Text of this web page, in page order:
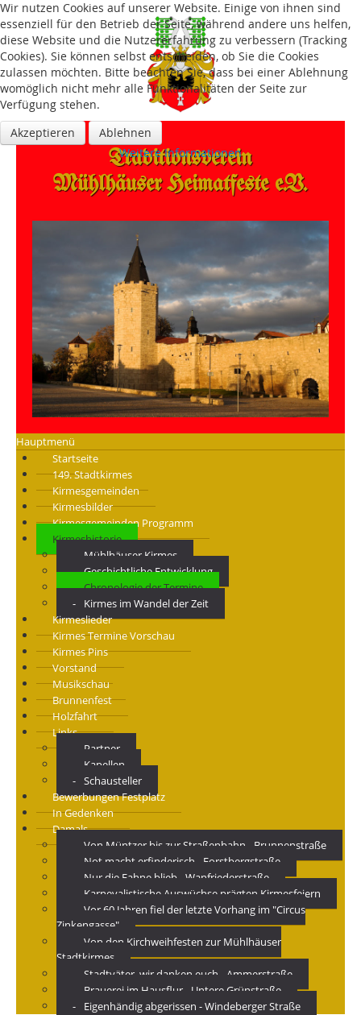
Traditions­verein
Mühlhäuser Heimatfeste e.V.
Hauptmenü
Startseite
149. Stadtkirmes
Kirmesgemeinden
Kirmesbilder
Kirmesgemeinden Programm
Kirmeshistorie
Mühlhäuser Kirmes
Geschichtliche Entwicklung
Chronologie der Termine
Kirmes im Wandel der Zeit
Kirmeslieder
Kirmes Termine Vorschau
Kirmes Pins
Vorstand
Musikschau
Brunnenfest
Holzfahrt
Links
Partner
Kapellen
Schausteller
Bewerbungen Festplatz
In Gedenken
Damals
Von Müntzer bis zur Straßenbahn - Brunnenstraße
Not macht erfinderisch - Forstbergstraße
Nur die Fahne blieb - Wanfriederstraße
Karnevalistische Auswüchse prägten Kirmesfeiern
Vor 60 Jahren fiel der letzte Vorhang im "Circus
Zinkengasse"
Von den Kirchweihfesten zur Mühlhäuser
Stadtkirmes
Stadtväter, wir danken euch - Ammerstraße
Brauerei im Hausflur - Untere Grünstraße
Eigenhändig abgerissen - Windeberger Straße
Wir nutzen Cookies auf unserer Website. Einige von ihnen sind
essenziell für den Betrieb der Seite, während andere uns helfen,
diese Website und die Nutzererfahrung zu verbessern (Tracking
Cookies). Sie können selbst entscheiden, ob Sie die Cookies
zulassen möchten. Bitte beachten Sie, dass bei einer Ablehnung
womöglich nicht mehr alle Funktionalitäten der Seite zur
Verfügung stehen.
Akzeptieren
Ablehnen
Weitere Informationen